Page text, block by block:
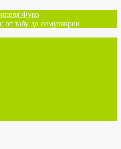
Фуко
от табу до симулякров